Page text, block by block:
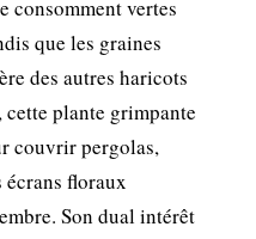
consomment vertes
que les graines
des autres haricots
cette plante grimpante
couvrir pergolas,
écrans floraux
Son dual intérêt